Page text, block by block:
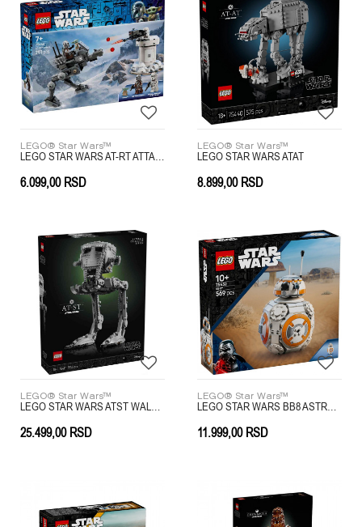
LEGO® Star Wars™
6.099,00 RSD
LEGO® Star Wars™
LEGO STAR WARS ATAT
8.899,00 RSD
LEGO® Star Wars™
25.499,00 RSD
LEGO® Star Wars™
11.999,00 RSD